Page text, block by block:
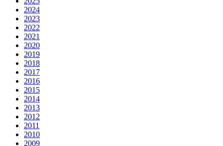
2024
2023
2022
2021
2020
2019
2018
2017
2016
2015
2014
2013
2012
2011
2010
2009